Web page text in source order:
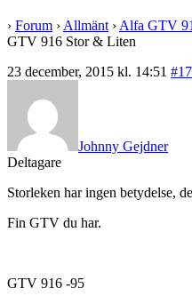
› Forum › Allmänt › Alfa GTV
GTV 916 Stor & Liten
23 december, 2015 kl. 14:51
Johnny Gejdner
Deltagare
Storleken har ingen betydelse,
Fin GTV du har.
GTV 916 -95